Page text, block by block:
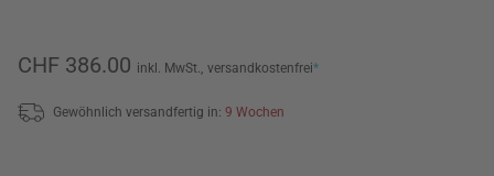
CHF 386.00 inkl. MwSt., versandkostenfrei*
Gewöhnlich versandfertig in: 9 Wochen